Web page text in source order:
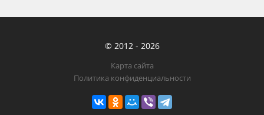
© 2012 - 2026
Карта сайта
Политика конфиденциальности